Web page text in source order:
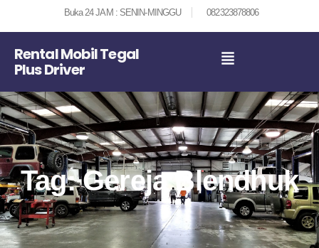
Buka 24 JAM : SENIN-MINGGU 082323878806
Rental Mobil Tegal
Plus Driver
Tag: Gereja Blendhuk